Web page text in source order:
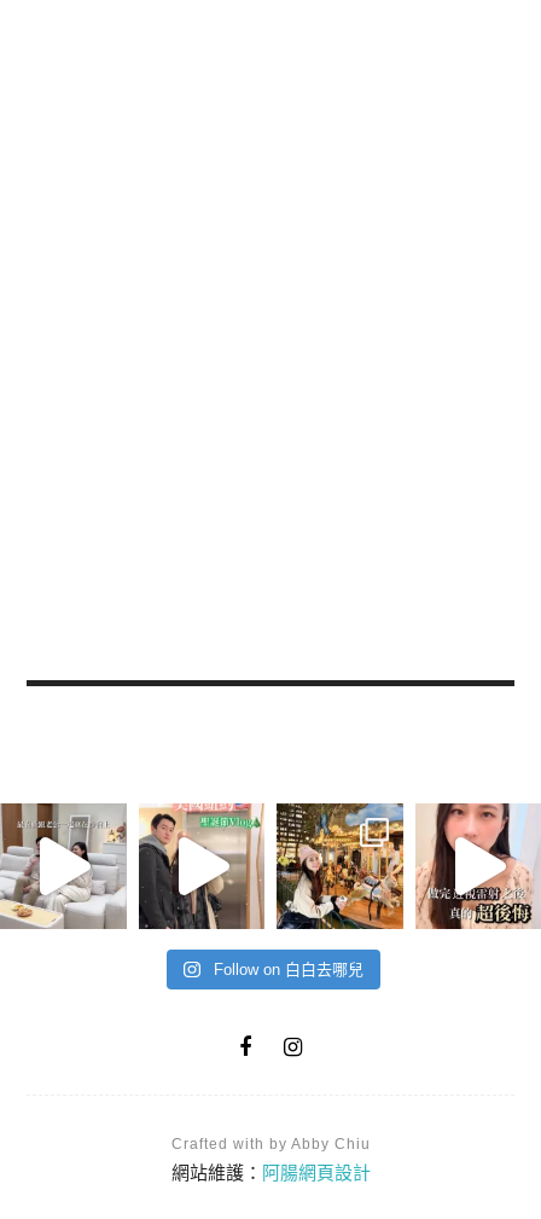
Follow on 白白去哪兒
Crafted with by Abby Chiu
網站維護： 阿腸網頁設計